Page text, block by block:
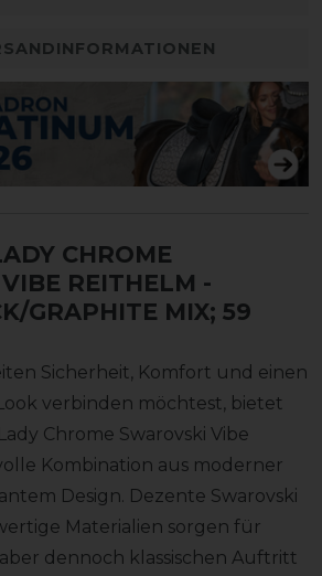
CHROME
REITHELM -
GRAPHITE MIX; 59
Sicherheit, Komfort und einen
verbinden möchtest, bietet
Chrome Swarovski Vibe
Kombination aus moderner
Design. Dezente Swarovski
Materialien sorgen für
dennoch klassischen Auftritt